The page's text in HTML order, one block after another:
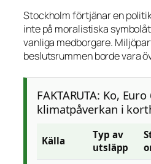
Stockholm förtjänar en
inte på moralistiska
vanliga medborgare.
beslutsrummen borde vara
FAKTARUTA: Ko,
klimatpåverkan i
Källa
Typ av
utsläpp